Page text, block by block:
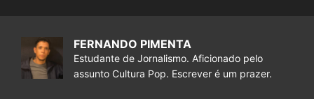
FERNANDO PIMENTA
Estudante de Jornalismo. Aficionado pelo
assunto Cultura Pop. Escrever é um prazer.